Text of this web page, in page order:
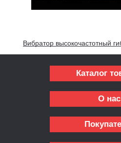
Вибратор высокочастотный
Каталог
О нас